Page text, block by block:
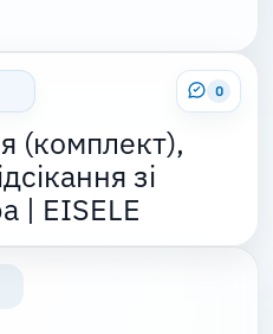
0
(комплект),
зі
| EISELE